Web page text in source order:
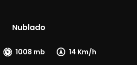
Nublado
1008 mb 14 Km/h